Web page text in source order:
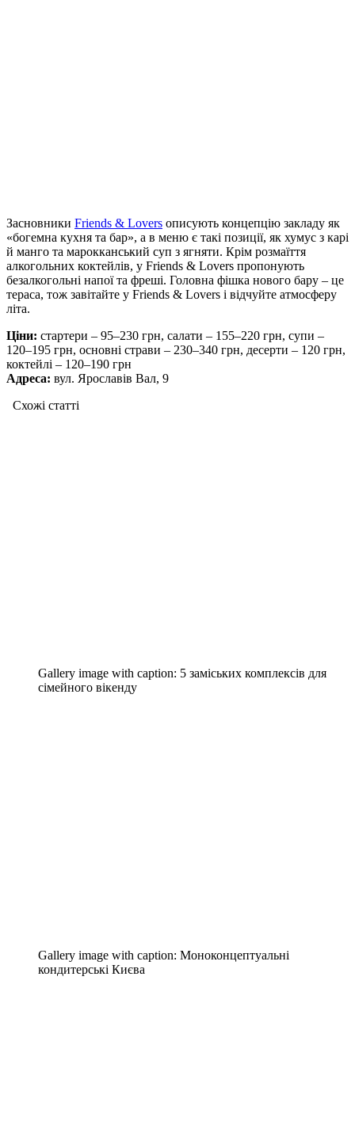
Засновники Friends & Lovers описують концепцію закладу як
«богемна кухня та бар», а в меню є такі позиції, як хумус з карі
й манго та марокканський суп з ягняти. Крім розмаїття
алкогольних коктейлів, у Friends & Lovers пропонують
безалкогольні напої та фреші. Головна фішка нового бару – це
тераса, тож завітайте у Friends & Lovers і відчуйте атмосферу
літа.
Ціни: стартери – 95–230 грн, салати – 155–220 грн, супи –
120–195 грн, основні страви – 230–340 грн, десерти – 120 грн,
коктейлі – 120–190 грн
Адреса: вул. Ярославів Вал, 9
Схожі статтi
Gallery image with caption: 5 заміських комплексів для
сімейного вікенду
Gallery image with caption: Моноконцептуальні
кондитерські Києва